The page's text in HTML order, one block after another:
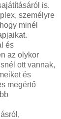
is.
személyre
minél
és
az olykor
ott vannak,
és
megértő